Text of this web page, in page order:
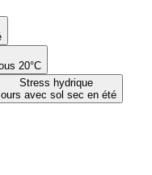
20°C
Stress hydrique
avec sol sec en été